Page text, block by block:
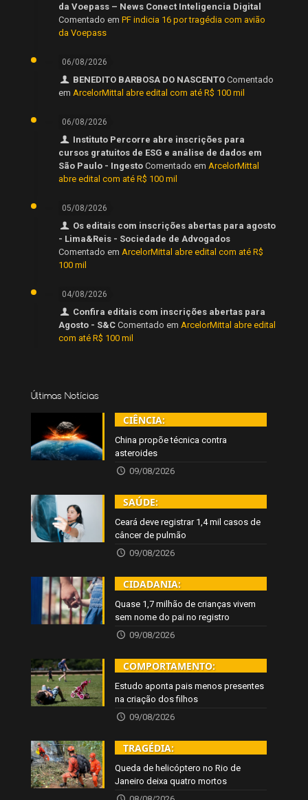
da Voepass – News Conect Inteligencia Digital
Comentado em PF indicia 16 por tragédia com avião
da Voepass
06/08/2026
BENEDITO BARBOSA DO NASCENTO Comentado
em ArcelorMittal abre edital com até R$ 100 mil
06/08/2026
Instituto Percorre abre inscrições para
cursos gratuitos de ESG e análise de dados em
São Paulo - Ingesto Comentado em ArcelorMittal
abre edital com até R$ 100 mil
05/08/2026
Os editais com inscrições abertas para agosto
- Lima&Reis - Sociedade de Advogados
Comentado em ArcelorMittal abre edital com até R$
100 mil
04/08/2026
Confira editais com inscrições abertas para
Agosto - S&C Comentado em ArcelorMittal abre edital
com até R$ 100 mil
Últimas Notícias
CIÊNCIA:
China propõe técnica contra
asteroides
09/08/2026
SAÚDE:
Ceará deve registrar 1,4 mil casos de
câncer de pulmão
09/08/2026
CIDADANIA:
Quase 1,7 milhão de crianças vivem
sem nome do pai no registro
09/08/2026
COMPORTAMENTO:
Estudo aponta pais menos presentes
na criação dos filhos
09/08/2026
TRAGÉDIA:
Queda de helicóptero no Rio de
Janeiro deixa quatro mortos